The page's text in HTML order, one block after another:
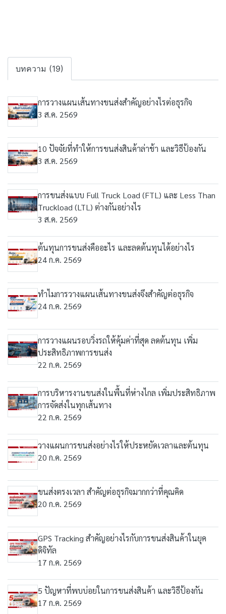
บทความ (19)
การวางแผนเส้นทางขนส่งสำคัญอย่างไรต่อธุรกิจ
3 ส.ค. 2569
10 ปัจจัยที่ทำให้การขนส่งสินค้าล่าช้า และวิธีป้องกัน
3 ส.ค. 2569
การขนส่งแบบ Full Truck Load (FTL) และ Less Than
Truckload (LTL) ต่างกันอย่างไร
3 ส.ค. 2569
ต้นทุนการขนส่งคืออะไร และลดต้นทุนได้อย่างไร
24 ก.ค. 2569
ทำไมการวางแผนเส้นทางขนส่งจึงสำคัญต่อธุรกิจ
24 ก.ค. 2569
การวางแผนรอบวิ่งรถให้คุ้มค่าที่สุด ลดต้นทุน เพิ่ม
ประสิทธิภาพการขนส่ง
22 ก.ค. 2569
การบริหารงานขนส่งในพื้นที่ห่างไกล เพิ่มประสิทธิภาพ
การจัดส่งในทุกเส้นทาง
22 ก.ค. 2569
วางแผนการขนส่งอย่างไรให้ประหยัดเวลาและต้นทุน
20 ก.ค. 2569
ขนส่งตรงเวลา สำคัญต่อธุรกิจมากกว่าที่คุณคิด
20 ก.ค. 2569
GPS Tracking สำคัญอย่างไรกับการขนส่งสินค้าในยุค
ดิจิทัล
17 ก.ค. 2569
5 ปัญหาที่พบบ่อยในการขนส่งสินค้า และวิธีป้องกัน
17 ก.ค. 2569